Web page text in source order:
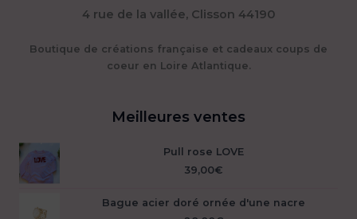
du
4 rue de la vallée, Clisson 44190
Boutique de créations française et cadeaux coups de
coeur en Loire Atlantique.
Meilleures ventes
Pull rose LOVE
39,00€
Bague acier doré ornée d'une nacre